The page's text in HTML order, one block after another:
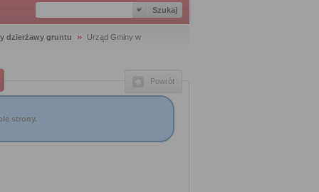
dzierżawy gruntu
Urząd Gminy w
Powrót
strony.